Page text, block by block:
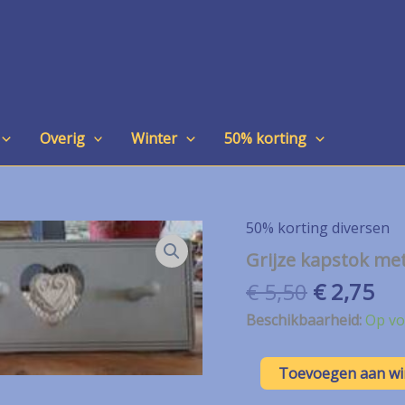
Overig Winter 50% korting
50% korting diversen
Grijze kapstok
€5,50
prijs
€ 5,50.
€2,75
is:
€
Beschikbaarheid:Op
Grijze
kapstokToevoegen aan